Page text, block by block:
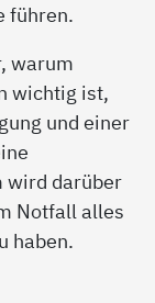
führen.
warum
wichtig ist,
und einer
wird darüber
Notfall alles
haben.